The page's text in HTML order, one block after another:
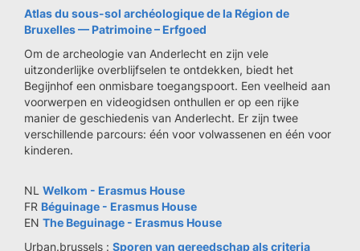
Atlas du sous-sol archéologique de la Région de
Bruxelles — Patrimoine – Erfgoed
Om de archeologie van Anderlecht en zijn vele
uitzonderlijke overblijfselen te ontdekken, biedt het
Begijnhof een onmisbare toegangspoort. Een veelheid aan
voorwerpen en videogidsen onthullen er op een rijke
manier de geschiedenis van Anderlecht. Er zijn twee
verschillende parcours: één voor volwassenen en één voor
kinderen.
NL Welkom - Erasmus House
FR Béguinage - Erasmus House
EN The Beguinage - Erasmus House
Urban.brussels : Sporen van gereedschap als criteria